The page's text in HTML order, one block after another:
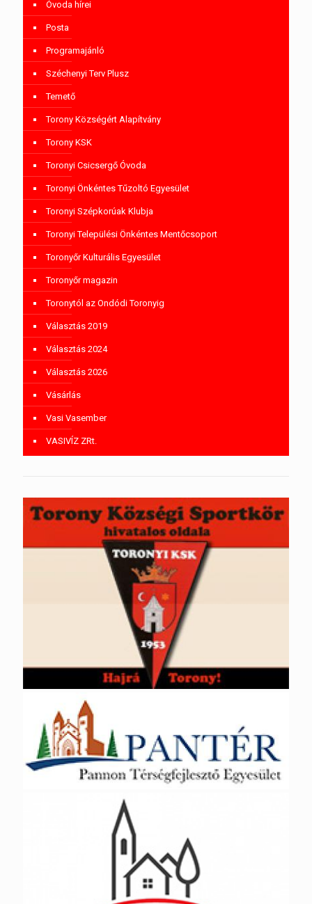
Óvoda hírei
Posta
Programajánló
Széchenyi Terv Plusz
Temető
Torony Községért Alapítvány
Torony KSK
Toronyi Csicsergő Óvoda
Toronyi Önkéntes Tűzoltó Egyesület
Toronyi Szépkorúak Klubja
Toronyi Települési Önkéntes Mentőcsoport
Toronyőr Kulturális Egyesület
Toronyőr magazin
Toronytól az Ondódi Toronyig
Választás 2019
Választás 2024
Választás 2026
Vásárlás
Vasi Vasember
VASIVÍZ ZRt.